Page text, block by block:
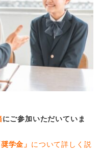
にご参加いただいていま
学金」 について詳しく説